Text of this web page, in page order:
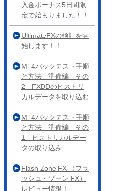
入金ボーナス5日間限
定で始まりました！！
UltimateFXの検証を開
始します！！
MT4バックテスト手順
と方法 準備編 その
2 FXDDのヒストリ
カルデータを取り込む
MT4バックテスト手順
と方法 準備編 その
1 ヒストリカルデー
タの取り込み
Flash Zone FX （フラ
ッシュ・ゾーン FX）
レビュー情報！！